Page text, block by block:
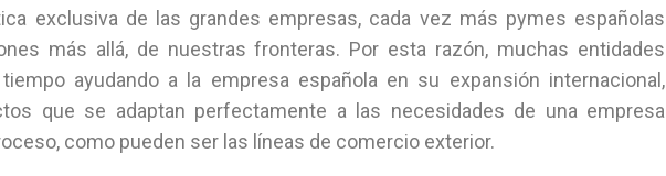
exclusiva de las grandes empresas, cada vez más pymes españolas
más allá, de nuestras fronteras. Por esta razón, muchas entidades
ayudando a la empresa española en su expansión internacional,
que se adaptan perfectamente a las necesidades de una empresa
como pueden ser las líneas de comercio exterior.